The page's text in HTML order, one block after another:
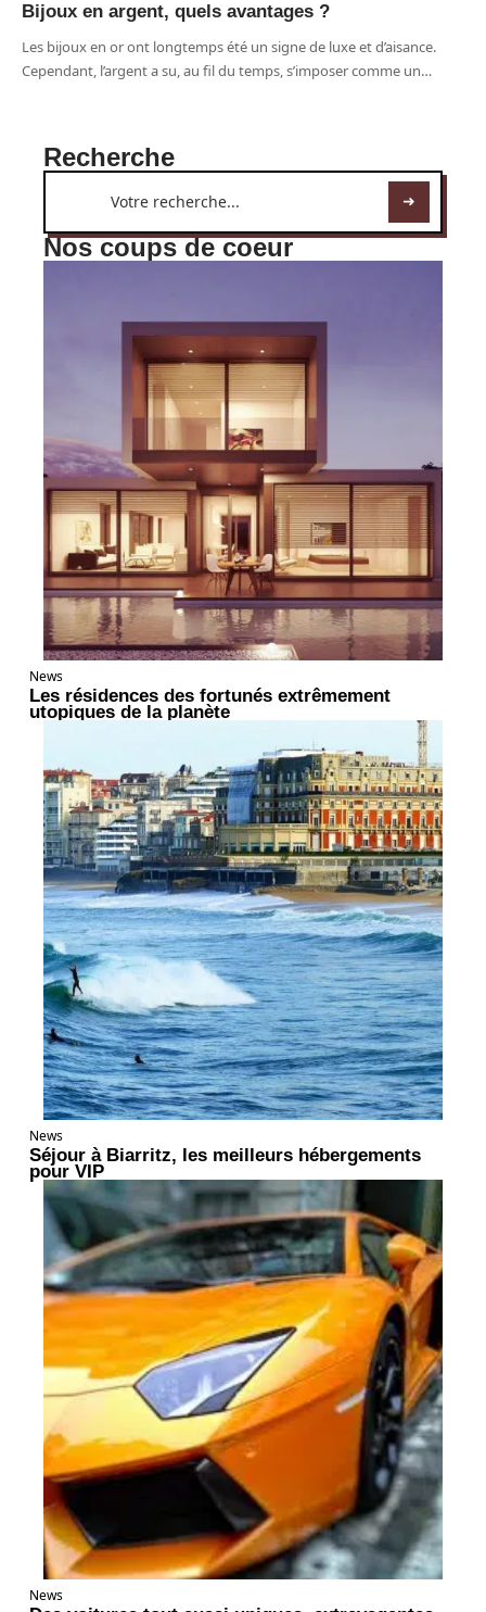
Bijoux en argent, quels avantages ?
Les bijoux en or ont longtemps été un signe de luxe et d’aisance.
Cependant, l’argent a su, au fil du temps, s’imposer comme un…
Recherche
Nos coups de coeur
News
Les résidences des fortunés extrêmement
utopiques de la planète
News
Séjour à Biarritz, les meilleurs hébergements
pour VIP
News